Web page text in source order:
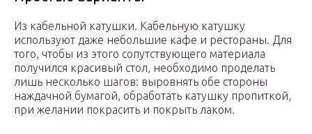
Из кабельной катушки. Кабельную катушку
используют даже небольшие кафе и рестораны. Для
того, чтобы из этого сопутствующего материала
получился красивый стол, необходимо проделать
лишь несколько шагов: выровнять обе стороны
наждачной бумагой, обработать катушку пропиткой,
при желании покрасить и покрыть лаком.